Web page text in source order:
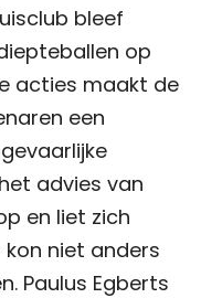
bleef
op
acties maakt de
een
advies van
en liet zich
niet anders
Paulus Egberts